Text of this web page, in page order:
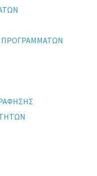
ΠΡΟΓΡΑΜΜΑΤΩΝ